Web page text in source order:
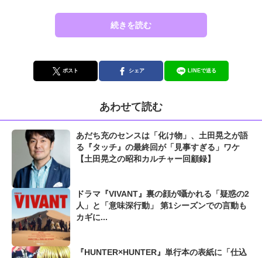
続きを読む
ポスト シェア LINEで送る
あわせて読む
あだち充のセンスは「化け物」、土田晃之が語
る『タッチ』の最終回が「見事すぎる」ワケ
【土田晃之の昭和カルチャー回顧録】
ドラマ『VIVANT』裏の顔が囁かれる「疑惑の2
人」と「意味深行動」 第1シーズンでの言動も
カギに...
『HUNTER×HUNTER』単行本の表紙に「仕込